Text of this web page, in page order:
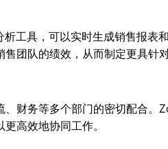
工具，可以实时生成销售报表
团队的绩效，从而制定更具针
财务等多个部门的密切配合。
高效地协同工作。